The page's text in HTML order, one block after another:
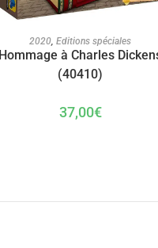
AJOUTER AU PANIER
2020,Editions spéciales
Hommage à Charles
(40410)
37,00€